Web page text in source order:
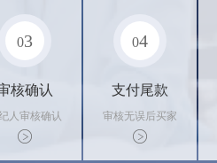
03
核确认
人审核确认
商标状态
04
支付尾款
审核无误后买家
支付尾款，卖家
办理相关手续